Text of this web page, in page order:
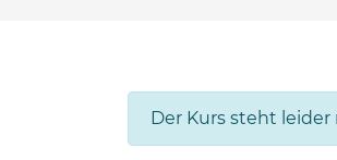
Der Kurs steht